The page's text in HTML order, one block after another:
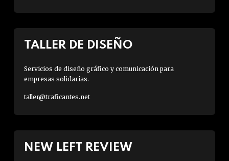
TALLER DE DISEÑO
Servicios de diseño gráfico y comunicación para
empresas solidarias.
taller@traficantes.net
NEW LEFT REVIEW